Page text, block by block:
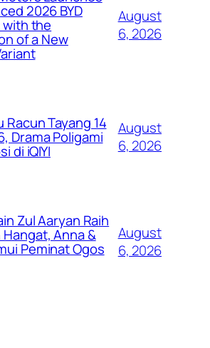
2026 BYD
with the
of a New
August
6, 2026
Racun Tayang 14
Drama Poligami
di iQIYI
August
6, 2026
Zul Aaryan Raih
Anna &
Peminat Ogos
August
6, 2026